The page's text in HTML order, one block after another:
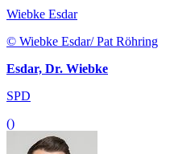
Wiebke Esdar
© Wiebke Esdar/ Pat Röhring
Esdar, Dr. Wiebke
SPD
()